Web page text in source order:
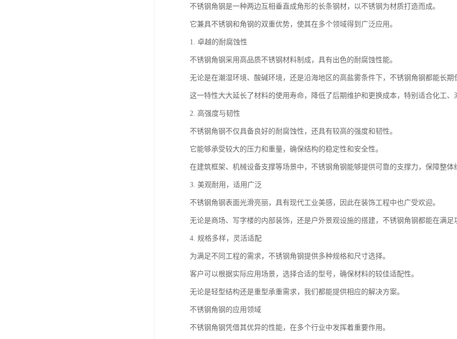
不锈钢角钢是一种两边互相垂直成角形的长条钢材，以不锈钢为材质打造而成。
它兼具不锈钢和角钢的双重优势，使其在多个领域得到广泛应用。
1. 卓越的耐腐蚀性
不锈钢角钢采用高品质不锈钢材料制成，具有出色的耐腐蚀性能。
无论是在潮湿环境、酸碱环境，还是沿海地区的高盐雾条件下，不锈钢角钢都能长
这一特性大大延长了材料的使用寿命，降低了后期维护和更换成本，特别适合化工
2. 高强度与韧性
不锈钢角钢不仅具备良好的耐腐蚀性，还具有较高的强度和韧性。
它能够承受较大的压力和重量，确保结构的稳定性和安全性。
在建筑框架、机械设备支撑等场景中，不锈钢角钢能够提供可靠的支撑力，保障整体
3. 美观耐用，适用广泛
不锈钢角钢表面光滑亮丽，具有现代工业美感，因此在装饰工程中也广受欢迎。
无论是商场、写字楼的内部装饰，还是户外景观设施的搭建，不锈钢角钢都能在满
4. 规格多样，灵活适配
为满足不同工程的需求，不锈钢角钢提供多种规格和尺寸选择。
客户可以根据实际应用场景，选择合适的型号，确保材料的较佳适配性。
无论是轻型结构还是重型承重需求，我们都能提供相应的解决方案。
不锈钢角钢的应用领域
不锈钢角钢凭借其优异的性能，在多个行业中发挥着重要作用。